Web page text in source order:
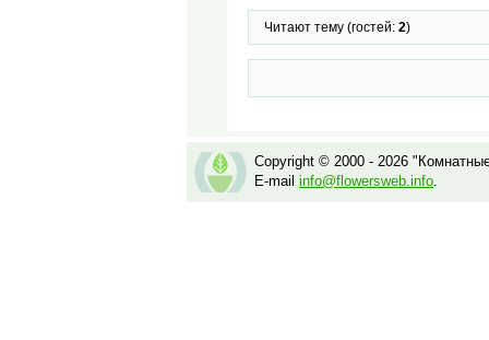
Читают тему (гостей: 2)
Copyright © 2000 - 2026
E-mail info@flowersweb.info.